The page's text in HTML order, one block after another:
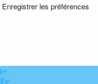
Enregistrer les préférences